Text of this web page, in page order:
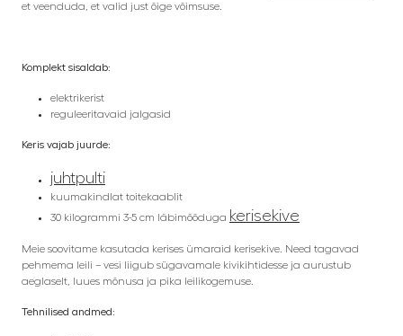
et veenduda, et valid just õige võimsuse.
Komplekt sisaldab:
elektrikerist
reguleeritavaid jalgasid
Keris vajab juurde:
juhtpulti
kuumakindlat toitekaablit
30 kilogrammi 3-5 cm läbimõõduga kerisekive
Meie soovitame kasutada kerises ümaraid kerisekive. Need tagavad
pehmema leili – vesi liigub sügavamale kivikihtidesse ja aurustub
aeglaselt, luues mõnusa ja pika leilikogemuse.
Tehnilised andmed: